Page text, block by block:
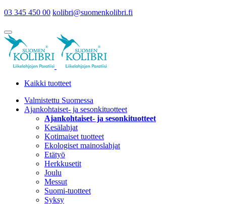
03 345 450 00 kolibri@suomenkolibri.fi
Kaikki tuotteet
Valmistettu Suomessa
Ajankohtaiset- ja sesonkituotteet
Ajankohtaiset- ja sesonkituotteet
Kesälahjat
Kotimaiset tuotteet
Ekologiset mainoslahjat
Etätyö
Herkkusetit
Joulu
Messut
Suomi-tuotteet
Syksy